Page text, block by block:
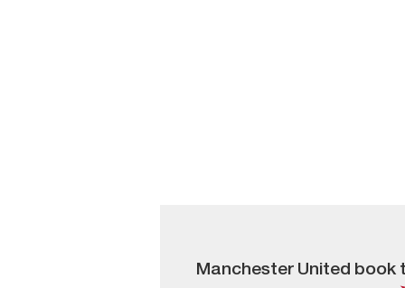
Manchester United book